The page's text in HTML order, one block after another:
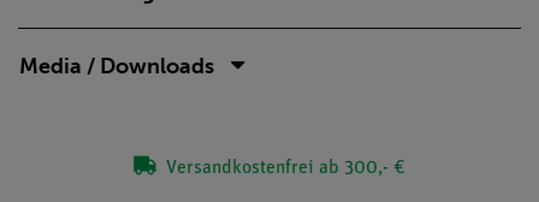
Media / Downloads
Versandkostenfrei ab 300,- €